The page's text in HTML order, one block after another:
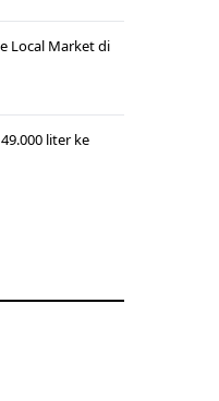
Local Market di
liter ke